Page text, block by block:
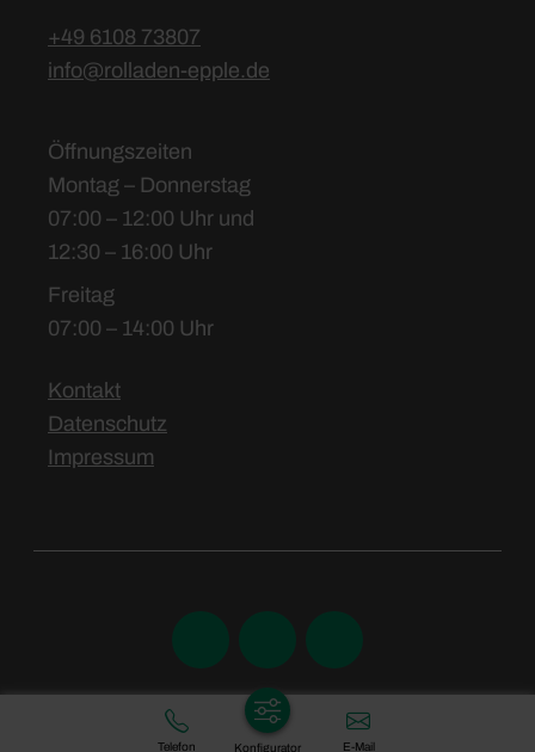
+49 6108 73807
info@rolladen-epple.de
Öffnungszeiten
Montag – Donnerstag
07:00 – 12:00 Uhr und
12:30 – 16:00 Uhr
Freitag
07:00 – 14:00 Uhr
Kontakt
Datenschutz
Impressum
Telefon Konfigurator E-Mail